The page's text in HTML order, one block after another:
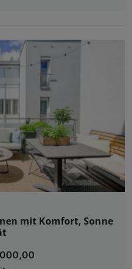
mit Komfort, Sonne
der Partner (Lieferanten)